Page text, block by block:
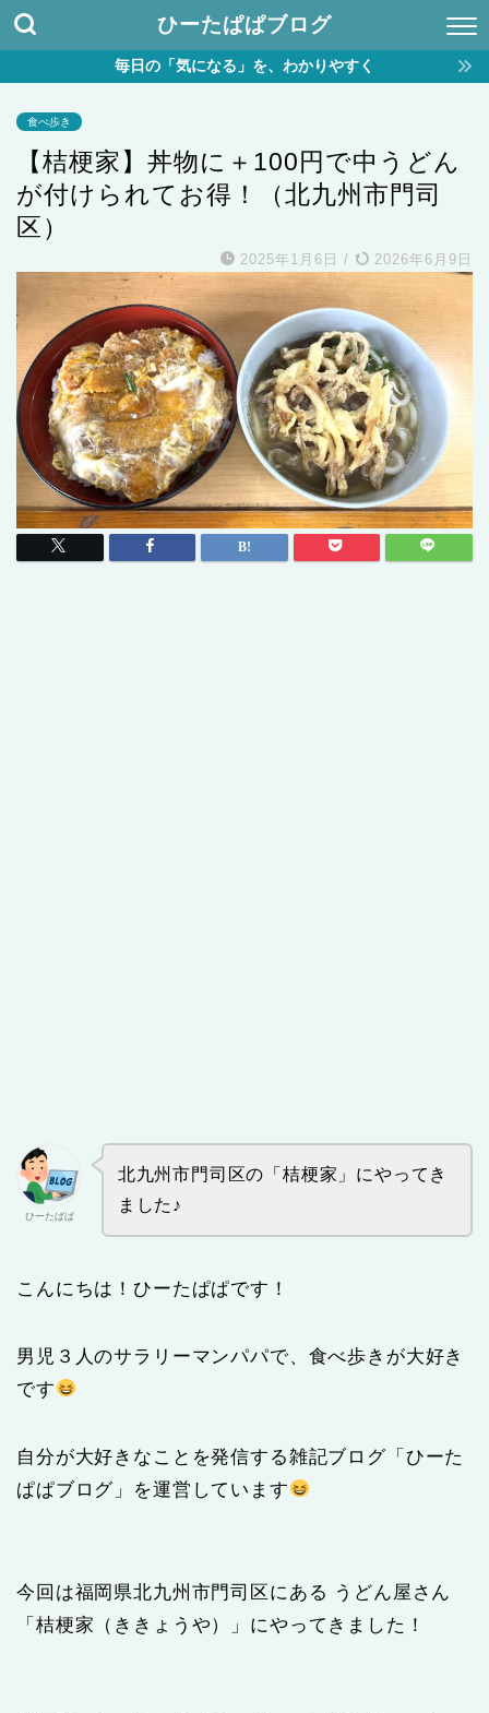
ひーたぱぱブログ
毎日の「気になる」を、わかりやすく
食べ歩き
【桔梗家】丼物に＋100円で中うどん
が付けられてお得！（北九州市門司
区）
2025年1月6日 / 2026年6月9日
ひーたぱぱ
北九州市門司区の「桔梗家」にやってき
ました♪
こんにちは！ひーたぱぱです！
男児３人のサラリーマンパパで、食べ歩きが大好き
です
自分が大好きなことを発信する雑記ブログ「ひーた
ぱぱブログ」を運営しています
今回は福岡県北九州市門司区にある うどん屋さん
「桔梗家（ききょうや）」にやってきました！